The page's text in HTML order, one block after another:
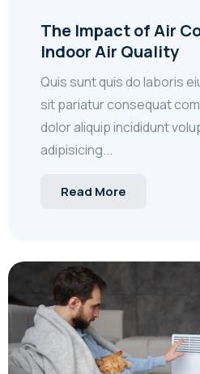
The Impact of Air
Indoor Air Quality
Quis sunt quis do laboris
sit pariatur consequat
dolor aliquip incididunt
adipisicing...
Read More